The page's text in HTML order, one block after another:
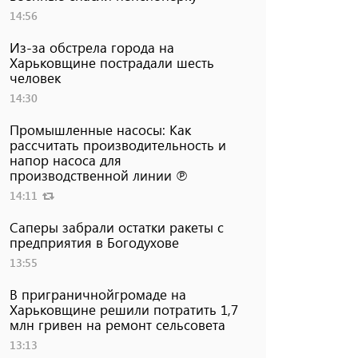
14:56
Из-за обстрела города на
Харьковщине пострадали шесть
человек
14:30
Промышленные насосы: Как
рассчитать производительность и
напор насоса для
производственной линии ℗
14:11
Саперы забрали остатки ракеты с
предприятия в Богодухове
13:55
В приграничнойгромаде на
Харьковщине решили потратить 1,7
млн ​​гривен на ремонт сельсовета
13:13